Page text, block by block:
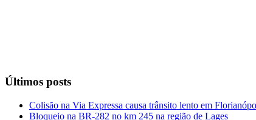
Últimos posts
Colisão na Via Expressa causa trânsito lento em
Bloqueio na BR-282 no km 245 na região de Lages